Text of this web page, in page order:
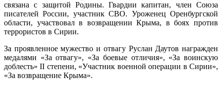
связана с защитой Родины. Гвардии капитан, член Союза
писателей России, участник СВО. Уроженец Оренбургской
области, участвовал в возвращении Крыма, в боях против
террористов в Сирии.
За проявленное мужество и отвагу Руслан Даутов награжден
медалями «За отвагу», «За боевые отличия», «За воинскую
доблесть» II степени, «Участник военной операции в Сирии»,
«За возвращение Крыма».